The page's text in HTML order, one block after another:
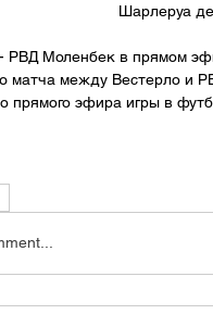
Шарлеруа
РВД Моленбек в прямом
матча между Вестерло и
прямого эфира игры в